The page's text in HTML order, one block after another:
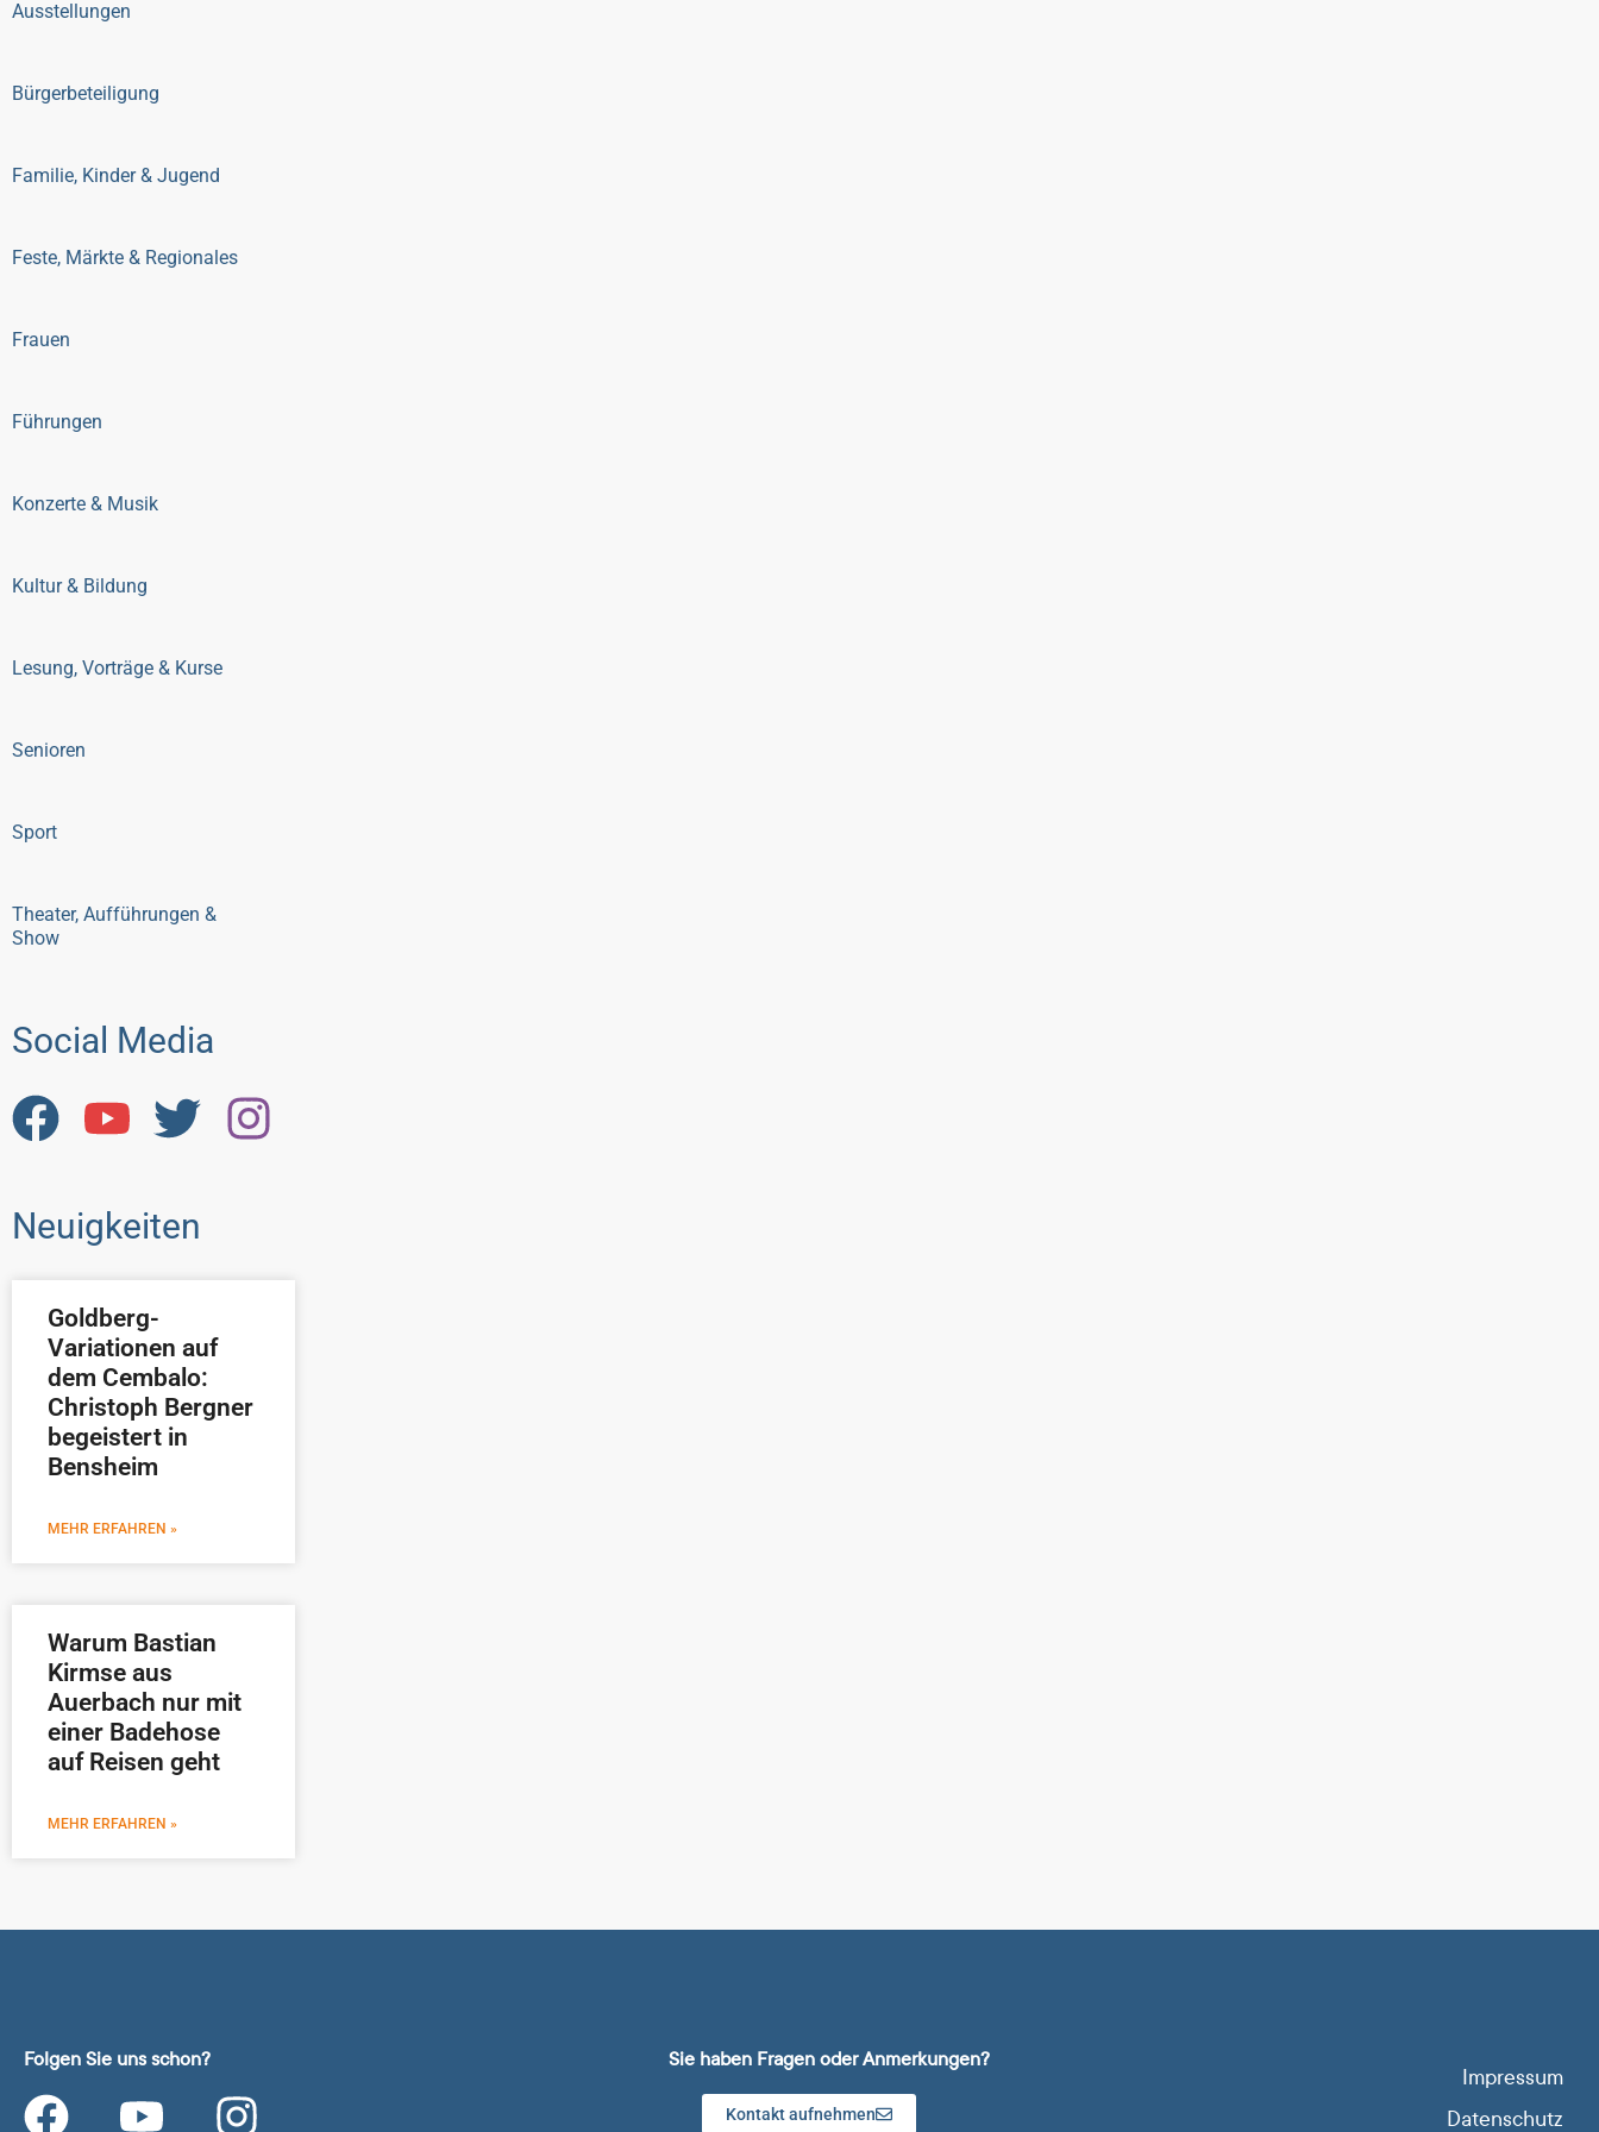
Ausstellungen
Bürgerbeteiligung
Familie, Kinder & Jugend
Feste, Märkte & Regionales
Frauen
Führungen
Konzerte & Musik
Kultur & Bildung
Lesung, Vorträge & Kurse
Senioren
Sport
Theater, Aufführungen &
Show
Social Media
Neuigkeiten
Goldberg-
Variationen auf
dem Cembalo:
Christoph Bergner
begeistert in
Bensheim
MEHR ERFAHREN »
Warum Bastian
Kirmse aus
Auerbach nur mit
einer Badehose
auf Reisen geht
MEHR ERFAHREN »
Folgen Sie uns schon? Sie haben Fragen oder Anmerkungen?
Kontakt aufnehmen
Impressum
Datenschutz